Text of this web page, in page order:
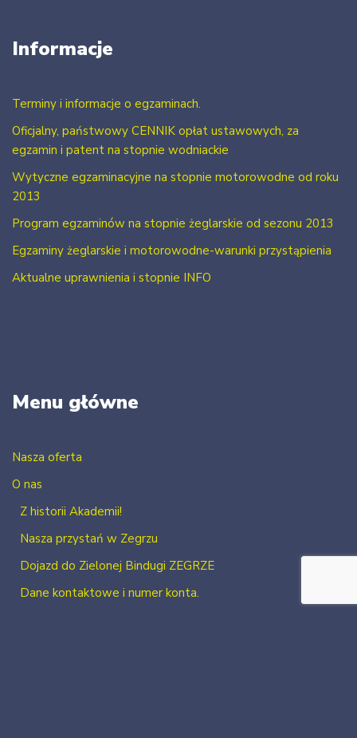
Informacje
Terminy i informacje o egzaminach.
Oficjalny, państwowy CENNIK opłat ustawowych, za
egzamin i patent na stopnie wodniackie
Wytyczne egzaminacyjne na stopnie motorowodne od roku
2013
Program egzaminów na stopnie żeglarskie od sezonu 2013
Egzaminy żeglarskie i motorowodne-warunki przystąpienia
Aktualne uprawnienia i stopnie INFO
Menu główne
Nasza oferta
O nas
Z historii Akademii!
Nasza przystań w Zegrzu
Dojazd do Zielonej Bindugi ZEGRZE
Dane kontaktowe i numer konta.